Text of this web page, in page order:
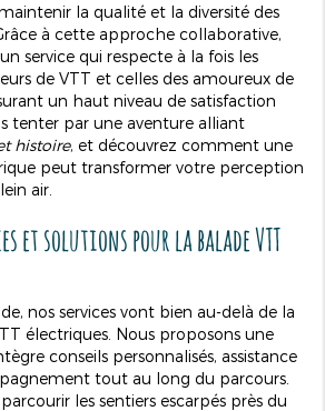
la qualité et la diversité des
à cette approche collaborative,
service qui respecte à la fois les
de VTT et celles des amoureux de
un haut niveau de satisfaction
tenter par une aventure alliant
histoire, et découvrez comment une
peut transformer votre perception
air.
et solutions pour la balade VTT
nos services vont bien au-delà de la
électriques. Nous proposons une
conseils personnalisés, assistance
tout au long du parcours.
les sentiers escarpés près du